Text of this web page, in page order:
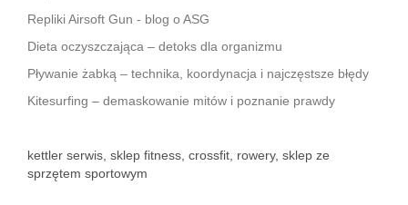
Repliki Airsoft Gun - blog o ASG
Dieta oczyszczająca – detoks dla organizmu
Pływanie żabką – technika, koordynacja i najczęstsze błędy
Kitesurfing – demaskowanie mitów i poznanie prawdy
kettler serwis, sklep fitness, crossfit, rowery, sklep ze
sprzętem sportowym